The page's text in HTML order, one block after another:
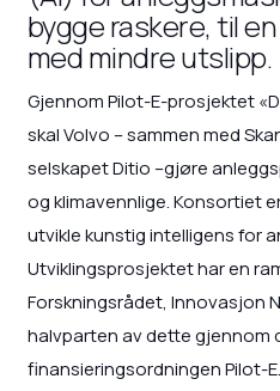
bygge raskere, til
med mindre utslipp.
Gjennom Pilot-E-prosjektet
skal Volvo – sammen med
selskapet Ditio –gjøre
og klimavennlige. Konsortiet
utvikle kunstig intelligens for
Utviklingsprosjektet har en
Forskningsrådet, Innovasjon
halvparten av dette gjennom
finansieringsordningen Pilot-E.